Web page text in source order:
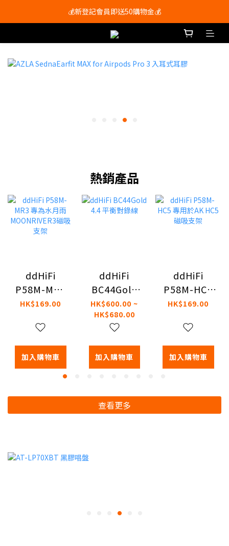
會員尊享購物滿$250即享免運費🚚
💰新登記會員即送50購物金💰
會員尊享購物滿$250即享免運費🚚
熱銷產品
ddHiFi
P58M-MR3
專為水月雨
磁吸支架
HK$169.00
加入購物車
ddHiFi
BC44Gold
4.4 平衡對錄
線
HK$600.00 ~
HK$680.00
加入購物車
ddHiFi
P58M-HC5
專用於AK
架
HK$169.00
加入購物車
查看更多